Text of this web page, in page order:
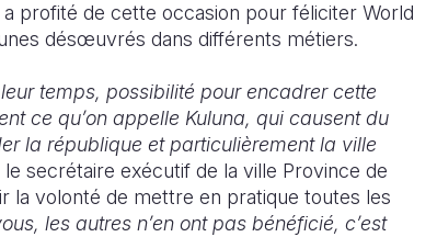
profité de cette occasion pour féliciter World
désœuvrés dans différents métiers.
temps, possibilité pour encadrer cette
ce qu’on appelle Kuluna, qui causent du
la république et particulièrement la ville
le secrétaire exécutif de la ville Province de
la volonté de mettre en pratique toutes les
les autres n’en ont pas bénéficié, c’est